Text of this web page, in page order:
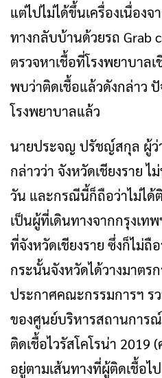
แต่ไปไม่ได้ขึ้นเครื่องเนื่องจ
ทางกลับบ้านด้วยรถ Grab
ตรวจหาเชื้อที่โรงพยาบาล
พบว่าติดเชื้อแล้วดังกล่าว
โรงพยาบาลแล้ว
นายประจญ ปรัชญ์สกุล ผู้ว่
กล่าวว่า จังหวัดเชียงราย
วัน และกรณีนี้ก็ถือว่าไม่ได้
เป็นผู้ที่เดินทางจากกรุงเ
ที่จังหวัดเชียงราย ซึ่งก็ไม่ถื
กระนั้นจังหวัดได้วางมาตร
ประกาศคณะกรรมการฯ ร
ของศูนย์บริหารสถานการ
ติดเชื้อไวรัสโคโรน่า
อยู่ตามเส้นทางที่ผู้ติดเชื้อไ